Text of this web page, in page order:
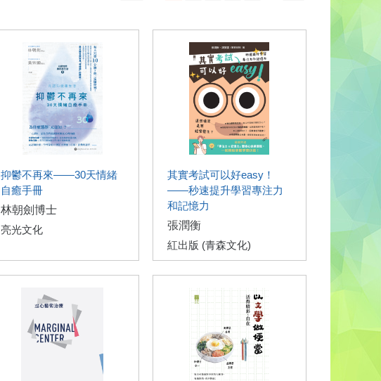
抑鬱不再來——30天情緒
自癒手冊
林朝劍博士
亮光文化
其實考試可以好easy！
——秒速提升學習專注力
和記憶力
張潤衡
紅出版 (青森文化)